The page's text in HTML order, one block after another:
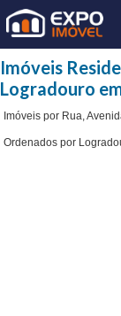
Imóveis
Logradouro
Imóveis por Rua,
Ordenados por